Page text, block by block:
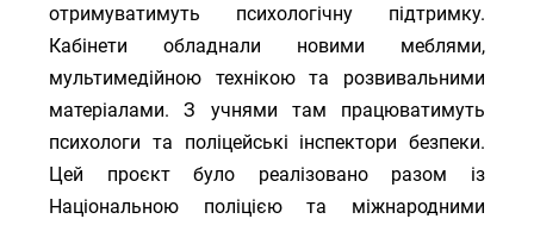
отримуватимуть психологічну підтримку.
Кабінети обладнали новими меблями,
мультимедійною технікою та розвивальними
матеріалами. З учнями там працюватимуть
психологи та поліцейські інспектори безпеки.
Цей проєкт було реалізовано разом із
Національною поліцією та міжнародними